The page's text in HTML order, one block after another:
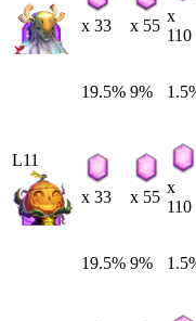
x 33 x 55
x
110
19.5% 9%
L11
x 33 x 55
x
110
19.5% 9%